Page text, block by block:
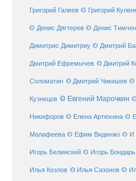
Григорий Галеев © Григорий
© Денис Дягтерев © Денис
Димитрис Димитриу © Дмитрий
Дмитрий Ефремычев © Дмитрий
Соломатин © Дмитрий Чикишев ©
Кузнецов © Евгений Марочкин
Никифоров © Елена Артюхина ©
Малафеева © Ефим Видинжо © И
Игорь Белинский © Игорь Бондарь
Илья Козлов © Илья Сазонов ©